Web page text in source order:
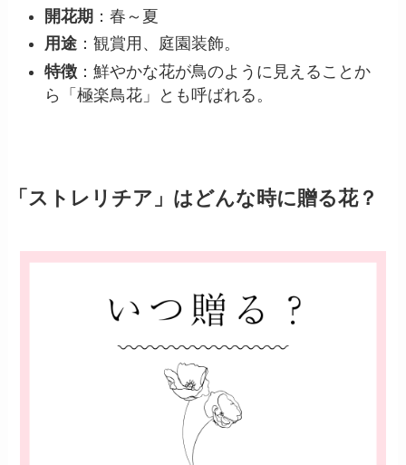
開花期 ：春～夏
用途 ：観賞用、庭園装飾。
特徴 ：鮮やかな花が鳥のように見えることか
ら「極楽鳥花」とも呼ばれる。
「ストレリチア」はどんな時に贈る花？